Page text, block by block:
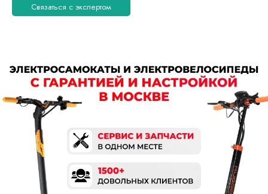
Связаться с экспертом